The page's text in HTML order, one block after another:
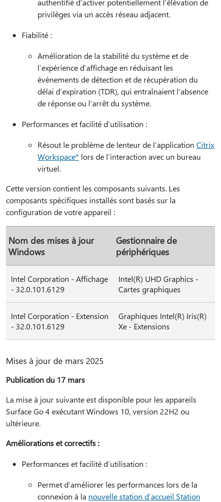
authentifié d’activer potentiellement l’élévation de
privilèges via un accès réseau adjacent.
Fiabilité :
Amélioration de la stabilité du système et de
l’expérience d’affichage en réduisant les
événements de détection et de récupération du
délai d’expiration (TDR), qui entraînaient l’absence
de réponse ou l’arrêt du système.
Performances et facilité d’utilisation :
Résout le problème de lenteur de l’application Citrix
Workspace* lors de l’interaction avec un bureau
virtuel.
Cette version contient les composants suivants. Les
composants spécifiques installés sont basés sur la
configuration de votre appareil :
Nom des mises à jour
Windows
Gestionnaire de
périphériques
Intel Corporation - Affichage
- 32.0.101.6129
Intel(R) UHD Graphics -
Cartes graphiques
Intel Corporation - Extension
- 32.0.101.6129
Graphiques Intel(R) Iris(R)
Xe - Extensions
Mises à jour de mars 2025
Publication du 17 mars
La mise à jour suivante est disponible pour les appareils
Surface Go 4 exécutant Windows 10, version 22H2 ou
ultérieure.
Améliorations et correctifs :
Performances et facilité d’utilisation :
Permet d’améliorer les performances lors de la
connexion à la nouvelle station d’accueil Station